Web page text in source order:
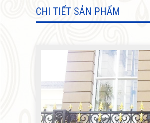
CHI TIẾT SẢN PHẨM